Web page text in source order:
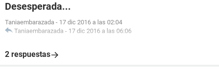
Desesperada...
Taniaembarazada - 17 dic 2016 a las 02:04
Taniaembarazada - 17 dic 2016 a las 06:06
2 respuestas